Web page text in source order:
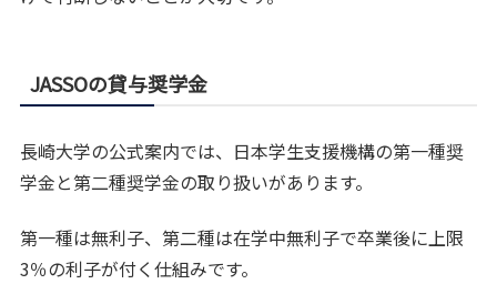
JASSOの貸与奨学金
長崎大学の公式案内では、日本学生支援機構の第一種奨
学金と第二種奨学金の取り扱いがあります。
第一種は無利子、第二種は在学中無利子で卒業後に上限
3％の利子が付く仕組みです。